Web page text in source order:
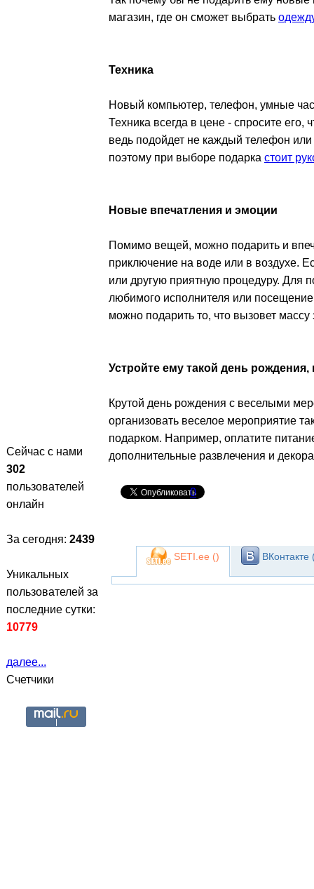
Сейчас с нами
302
пользователей
онлайн
За сегодня: 2439
Уникальных
пользователей за
последние сутки:
10779
далее...
Счетчики
магазин, где он сможет выбрать
Техника
Новый компьютер, телефон, умные
Техника всегда в цене - спросите его,
ведь подойдет не каждый телефон
поэтому при выборе подарка стоит
Новые впечатления и эмоции
Помимо вещей, можно подарить и
приключение на воде или в воздухе.
или другую приятную процедуру. Для
любимого исполнителя или
можно подарить то, что вызовет
Устройте ему такой день рождения,
Крутой день рождения с веселыми
организовать веселое мероприятие
подарком. Например, оплатите
дополнительные развлечения и
0
SETI.ee () ВКонтакте